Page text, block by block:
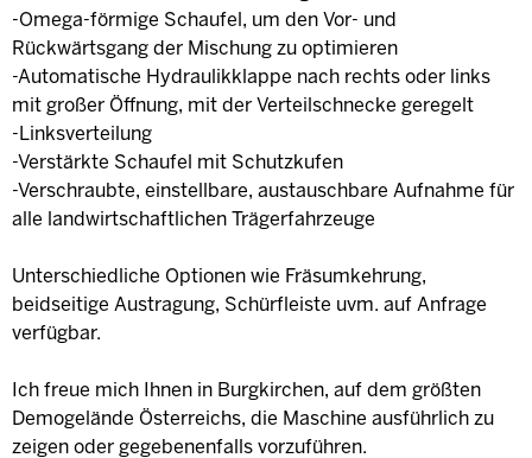
-Omega-förmige Schaufel, um den Vor- und
Rückwärtsgang der Mischung zu optimieren
-Automatische Hydraulikklappe nach rechts oder links
mit großer Öffnung, mit der Verteilschnecke geregelt
-Linksverteilung
-Verstärkte Schaufel mit Schutzkufen
-Verschraubte, einstellbare, austauschbare Aufnahme für
alle landwirtschaftlichen Trägerfahrzeuge
Unterschiedliche Optionen wie Fräsumkehrung,
beidseitige Austragung, Schürfleiste uvm. auf Anfrage
verfügbar.
Ich freue mich Ihnen in Burgkirchen, auf dem größten
Demogelände Österreichs, die Maschine ausführlich zu
zeigen oder gegebenenfalls vorzuführen.